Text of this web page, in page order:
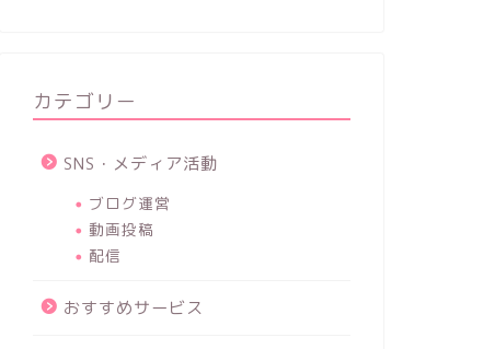
カテゴリー
SNS・メディア活動
ブログ運営
動画投稿
配信
おすすめサービス